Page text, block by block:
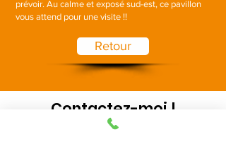
prévoir. Au calme et exposé sud-est, ce pavillon
vous attend pour une visite !!
Retour
Contactez-moi !